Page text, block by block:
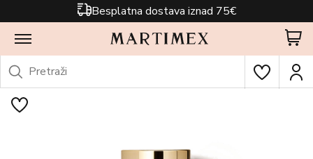
Besplatna dostava iznad 75€